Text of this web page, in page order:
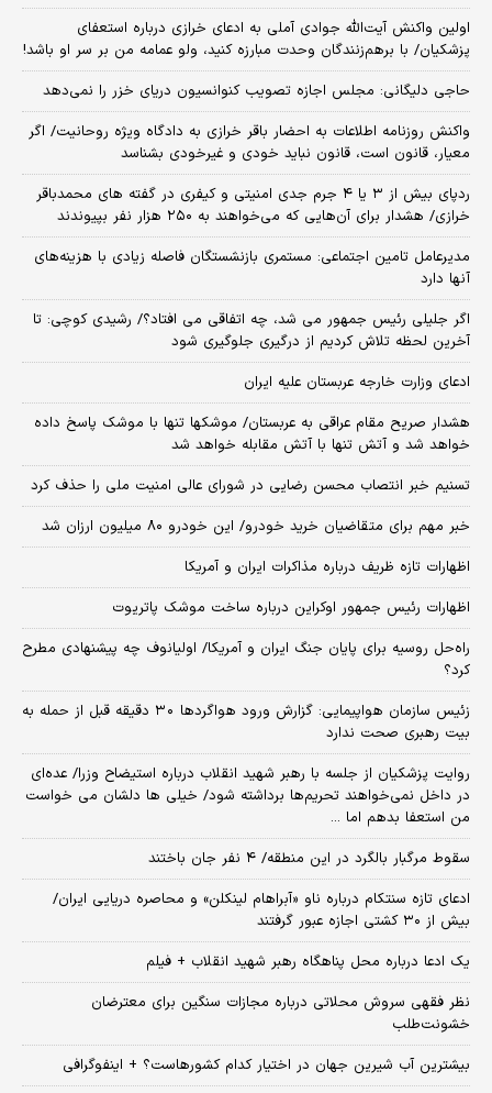
اولین واکنش آیت‌الله جوادی آملی به ادعای خرازی درباره استعفای
پزشکیان/ با برهم‌زنندگان وحدت مبارزه کنید، ولو عمامه من بر سر او باشد!
حاجی دلیگانی: مجلس اجازه تصویب کنوانسیون دریای خزر را نمی‌دهد
واکنش روزنامه اطلاعات به احضار باقر خرازی به دادگاه ویژه روحانیت/ اگر
معیار، قانون است، قانون نباید خودی و غیرخودی بشناسد
ردپای بیش از ۳ یا ۴ جرم جدی امنیتی و کیفری در گفته های محمدباقر
خرازی/ هشدار برای آن‌هایی که می‌خواهند به ۲۵۰ هزار نفر بپیوندند
مدیرعامل تامین اجتماعی: مستمری بازنشستگان فاصله زیادی با هزینه‌های
آنها دارد
اگر جلیلی رئیس جمهور می شد، چه اتفاقی می افتاد؟/ رشیدی کوچی: تا
آخرین لحظه تلاش کردیم از درگیری جلوگیری شود
ادعای وزارت خارجه عربستان علیه ایران
هشدار صریح مقام عراقی به عربستان/ موشکها تنها با موشک پاسخ داده
خواهد شد و آتش تنها با آتش مقابله خواهد شد
تسنیم خبر انتصاب محسن رضایی در شورای عالی امنیت ملی را حذف کرد
خبر مهم برای متقاضیان خرید خودرو/ این خودرو ۸۰ میلیون ارزان شد
اظهارات تازه ظریف درباره مذاکرات ایران و آمریکا
اظهارات رئیس جمهور اوکراین درباره ساخت موشک پاتریوت
راه‌حل روسیه برای پایان جنگ ایران و آمریکا/ اولیانوف چه پیشنهادی مطرح
کرد؟
زئیس سازمان هواپیمایی: گزارش ورود هواگردها ٣٠ دقیقه قبل از حمله به
بیت رهبری صحت ندارد
روایت پزشکیان از جلسه با رهبر شهید انقلاب درباره استیضاح وزرا/ عده‌ای
در داخل نمی‌خواهند تحریم‌ها برداشته شود/ خیلی ها دلشان می خواست
من استعفا بدهم اما ...
سقوط مرگبار بالگرد در این منطقه/ ۴ نفر جان باختند
ادعای تازه سنتکام درباره ناو «آبراهام لینکلن» و محاصره دریایی ایران/
بیش از ۳۰ کشتی اجازه عبور گرفتند
یک ادعا درباره محل پناهگاه‌ رهبر شهید انقلاب + فیلم
نظر فقهی سروش محلاتی درباره مجازات سنگین برای معترضان
خشونت‌طلب
بیشترین آب شیرین جهان در اختیار کدام کشورهاست؟ + اینفوگرافی